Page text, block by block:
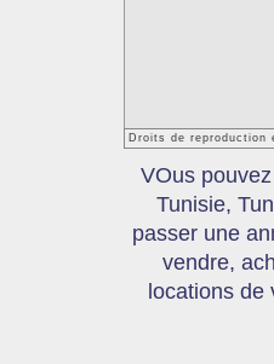
Droits de reproduction
VOus
Tunisie,
passer une
vendre,
locations